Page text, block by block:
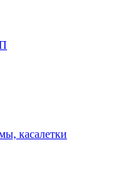
касалетки